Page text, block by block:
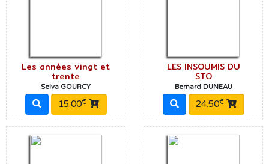
Les années vingt et
trente
Selva GOURCY
15.00€
LES INSOUMIS DU
STO
Bernard DUNEAU
24.50€